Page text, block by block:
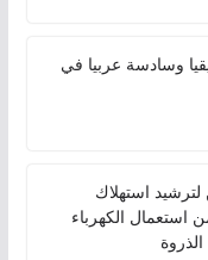
وسادسة عربيا في
استهلاك
استعمال الكهرباء